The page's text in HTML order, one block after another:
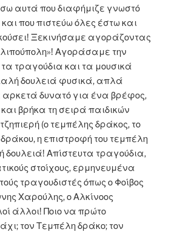
αυτά που διαφήμιζε γνωστό
που πιστεύω όλες έστω και
Ξεκινήσαμε αγοράζοντας
Αγοράσαμε την
τραγούδια και τα μουσικά
δουλειά φυσικά, απλά
αρκετά δυνατό για ένα βρέφος,
βρήκα τη σειρά παιδικών
(ο τεμπέλης δράκος, το
δράκου, η επιστροφή του τεμπέλη
δουλειά! Απίστευτα τραγούδια,
στοίχους, ερμηνευμένα
τραγουδιστές όπως ο Φοίβος
Χαρούλης, ο Αλκίνοος
άλλοι! Ποιο να πρώτο
τον Τεμπέλη δράκο; τον